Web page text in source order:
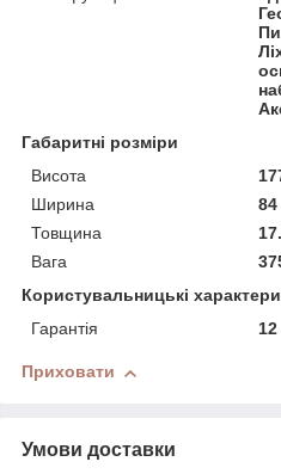
Габаритні розміри
Висота
Ширина
Товщина
Вага
Користувальницькі
Гарантія
12
Приховати
Умови доставки